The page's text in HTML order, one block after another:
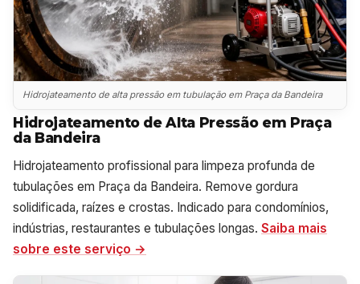
Hidrojateamento de alta pressão em tubulação em Praça da Bandeira
Hidrojateamento de Alta Pressão em Praça
da Bandeira
Hidrojateamento profissional para limpeza profunda de
tubulações em Praça da Bandeira. Remove gordura
solidificada, raízes e crostas. Indicado para condomínios,
indústrias, restaurantes e tubulações longas. Saiba mais
sobre este serviço →